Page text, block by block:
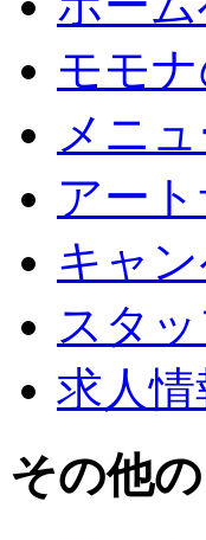
モモ
メニ
アー
キャ
スタ
求人情
その他